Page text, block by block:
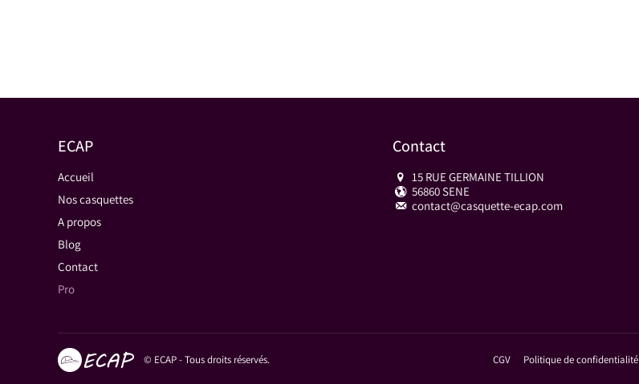
ECAP
Accueil
Nos casquettes
A propos
Blog
Contact
Pro
Contact
15 RUE GERMAINE TILLION
56860 SENE
contact@casquette-ecap.com
© ECAP - Tous droits réservés. CGV Politique de confidentialité